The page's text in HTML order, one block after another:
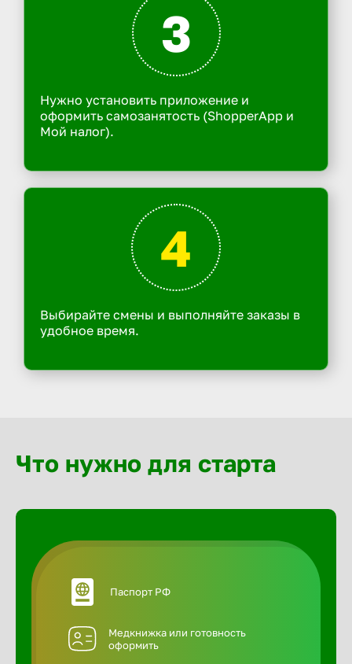
3
Нужно установить приложение и
оформить самозанятость (ShopperApp и
Мой налог).
4
Выбирайте смены и выполняйте заказы в
удобное время.
Что нужно для старта
Паспорт РФ
Медкнижка или готовность
оформить